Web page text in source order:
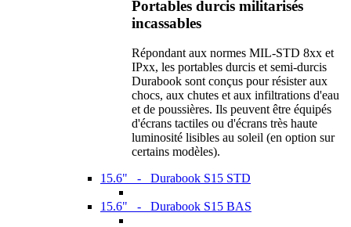
Portables durcis militarisés
incassables
Répondant aux normes MIL-STD 8xx et
IPxx, les portables durcis et semi-durcis
Durabook sont conçus pour résister aux
chocs, aux chutes et aux infiltrations d'eau
et de poussières. Ils peuvent être équipés
d'écrans tactiles ou d'écrans très haute
luminosité lisibles au soleil (en option sur
certains modèles).
15.6" - Durabook S15 STD
15.6" - Durabook S15 BAS